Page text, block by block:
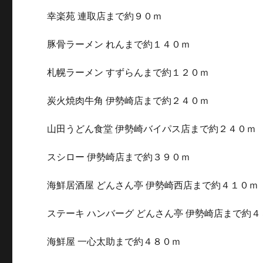
幸楽苑 連取店まで約９０ｍ
豚骨ラーメン れんまで約１４０ｍ
札幌ラーメン すずらんまで約１２０ｍ
炭火焼肉牛角 伊勢崎店まで約２４０ｍ
山田うどん食堂 伊勢崎バイパス店まで約２４０ｍ
スシロー 伊勢崎店まで約３９０ｍ
海鮮居酒屋 どんさん亭 伊勢崎西店まで約４１０ｍ
ステーキ ハンバーグ どんさん亭 伊勢崎店まで約
海鮮屋 一心太助まで約４８０ｍ